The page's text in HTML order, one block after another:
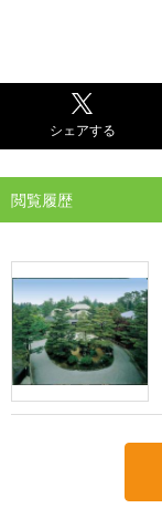
シェアする
閲覧履歴